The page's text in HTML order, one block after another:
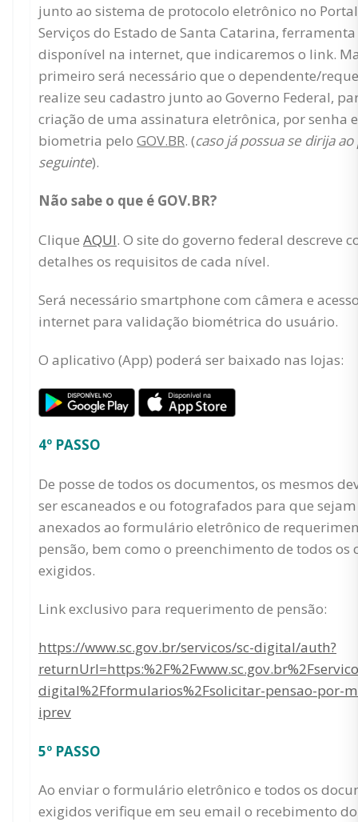
junto ao sistema de protocolo eletrônico no
Serviços do Estado de Santa Catarina, ferramenta
disponível na internet, que indicaremos o link.
primeiro será necessário que o dependente/
realize seu cadastro junto ao Governo Federal,
criação de uma assinatura eletrônica, por senha e
biometria pelo GOV.BR. (caso já possua se dirija ao
seguinte).
Não sabe o que é GOV.BR?
Clique AQUI. O site do governo federal descreve
detalhes os requisitos de cada nível.
Será necessário smartphone com câmera e
internet para validação biométrica do usuário.
O aplicativo (App) poderá ser baixado nas lojas:
4º PASSO
De posse de todos os documentos, os mesmos
ser escaneados e ou fotografados para que sejam
anexados ao formulário eletrônico de
pensão, bem como o preenchimento de todos os
exigidos.
Link exclusivo para requerimento de pensão:
https://www.sc.gov.br/servicos/sc-digital/auth?
digital%2Fformularios%2Fsolicitar-pensao-por-
iprev
5º PASSO
Ao enviar o formulário eletrônico e todos os
exigidos verifique em seu email o recebimento do